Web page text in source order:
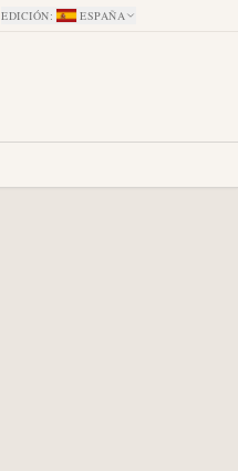
EDICIÓN: ESPAÑA